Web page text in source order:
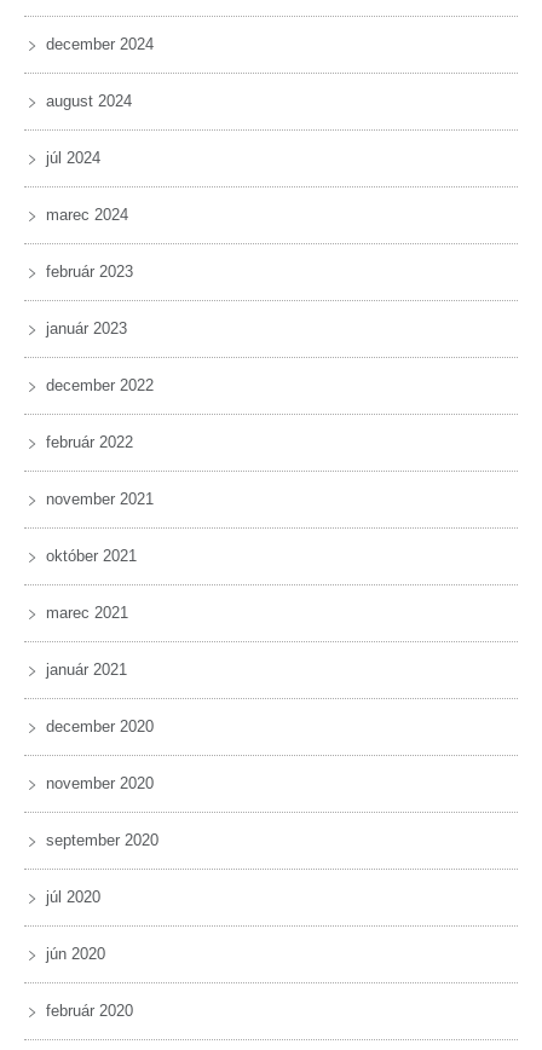
december 2024
august 2024
júl 2024
marec 2024
február 2023
január 2023
december 2022
február 2022
november 2021
október 2021
marec 2021
január 2021
december 2020
november 2020
september 2020
júl 2020
jún 2020
február 2020